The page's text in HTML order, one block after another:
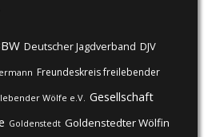
Deutscher Jagdverband DJV
Freundeskreis freilebender
Wölfe e.V. Gesellschaft
Goldenstedt Goldenstedter Wölfin